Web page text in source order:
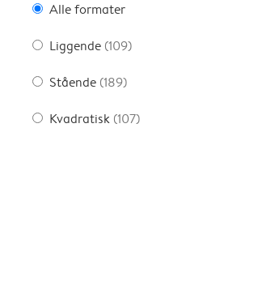
Alle formater
Liggende (109)
Stående (189)
Kvadratisk (107)